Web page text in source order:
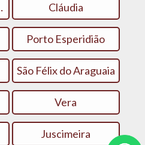
Cláudia
Porto Esperidião
São Félix do Araguaia
Vera
Juscimeira